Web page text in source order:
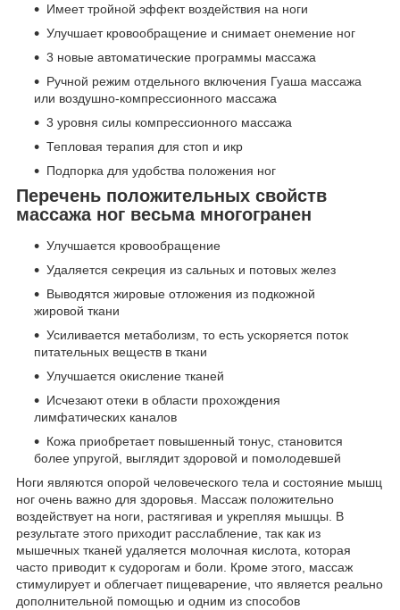
Имеет тройной эффект воздействия на ноги
Улучшает кровообращение и снимает онемение ног
3 новые автоматические программы массажа
Ручной режим отдельного включения Гуаша массажа
или воздушно-компрессионного массажа
3 уровня силы компрессионного массажа
Тепловая терапия для стоп и икр
Подпорка для удобства положения ног
Перечень положительных свойств
массажа ног весьма многогранен
Улучшается кровообращение
Удаляется секреция из сальных и потовых желез
Выводятся жировые отложения из подкожной
жировой ткани
Усиливается метаболизм, то есть ускоряется поток
питательных веществ в ткани
Улучшается окисление тканей
Исчезают отеки в области прохождения
лимфатических каналов
Кожа приобретает повышенный тонус, становится
более упругой, выглядит здоровой и помолодевшей
Ноги являются опорой человеческого тела и состояние мышц
ног очень важно для здоровья. Массаж положительно
воздействует на ноги, растягивая и укрепляя мышцы. В
результате этого приходит расслабление, так как из
мышечных тканей удаляется молочная кислота, которая
часто приводит к судорогам и боли. Кроме этого, массаж
стимулирует и облегчает пищеварение, что является реально
дополнительной помощью и одним из способов